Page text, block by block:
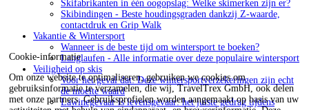
Cookie-informatie
Om onze website te optimaliseren, gebruiken we cookies om
gebruiksinformatie te verzamelen, die wij, TravelTrex GmbH, ook delen
met onze partners. Gebruiksprofielen worden aangemaakt op basis van uw
Skifabrikanten in één oogopslag: Welke skimerken zijn er?
Skibindingen - Beste houdingsgraden dankzij Z-waarde,
contactdruk en Grip Walk
Vakantie & Wintersport
Wanneer is de beste tijd om wintersport te boeken?
Langlaufen - Alle informatie over deze populaire wintersport
Veiligheid op skis
Voor het geval dat: Deze wintersportverzekeringen zijn echt
de moeite waard
Lawinegevaar is levensgevaar: het juiste gedrag tijdens